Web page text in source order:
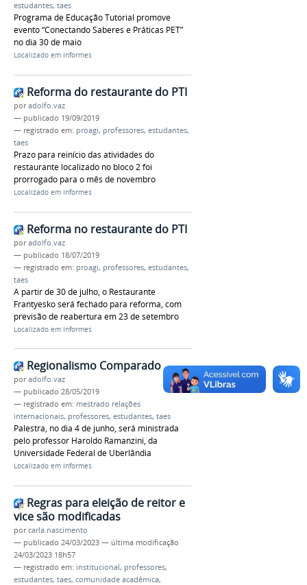
estudantes, taes
Programa de Educação Tutorial promove
evento “Conectando Saberes e Práticas PET”
no dia 30 de maio
Localizado em Informes
Reforma do restaurante do PTI
poradolfo.vaz
— publicado 19/09/2019
— registrado em: proagi, professores, estudantes,
taes
Prazo para reinício das atividades do
restaurante localizado no bloco 2 foi
prorrogado para o mês de novembro
Localizado em Informes
Reforma no restaurante do PTI
poradolfo.vaz
— publicado 18/07/2019
— registrado em: proagi, professores, estudantes,
taes
A partir de 30 de julho, o Restaurante
Frantyesko será fechado para reforma, com
previsão de reabertura em 23 de setembro
Localizado em Informes
Regionalismo Comparado
poradolfo.vaz
— publicado 28/05/2019
— registrado em: mestrado relações
internacionais, professores, estudantes, taes
Palestra, no dia 4 de junho, será ministrada
pelo professor Haroldo Ramanzini, da
Universidade Federal de Uberlândia
Localizado em Informes
Regras para eleição de reitor e
vice são modificadas
porcarla.nascimento
— publicado 24/03/2023 — última modificação
24/03/2023 18h57
— registrado em: institucional, professores,
estudantes, taes, comunidade acadêmica,